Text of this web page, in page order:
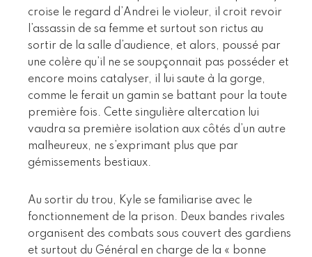
croise le regard d’Andrei le violeur, il croit revoir
l’assassin de sa femme et surtout son rictus au
sortir de la salle d’audience, et alors, poussé par
une colère qu’il ne se soupçonnait pas posséder et
encore moins catalyser, il lui saute à la gorge,
comme le ferait un gamin se battant pour la toute
première fois. Cette singulière altercation lui
vaudra sa première isolation aux côtés d’un autre
malheureux, ne s’exprimant plus que par
gémissements bestiaux.
Au sortir du trou, Kyle se familiarise avec le
fonctionnement de la prison. Deux bandes rivales
organisent des combats sous couvert des gardiens
et surtout du Général en charge de la « bonne